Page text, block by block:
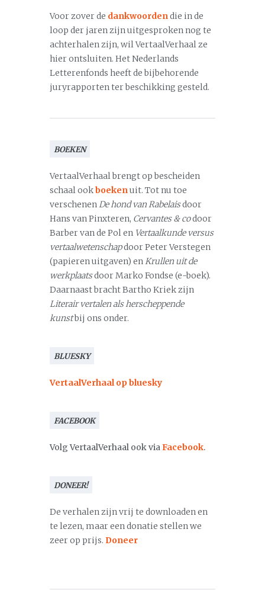
Voor zover de dankwoordendie in de
loop der jaren zijn uitgesproken nog te
achterhalen zijn, wil VertaalVerhaal ze
hier ontsluiten. Het Nederlands
Letterenfonds heeft de bijbehorende
juryrapporten ter beschikking gesteld.
BOEKEN
VertaalVerhaal brengt op bescheiden
schaal ookboekenuit. Tot nu toe
verschenenDe hond van Rabelaisdoor
Hans van Pinxteren, Cervantes & codoor
Barber van de Pol en Vertaalkunde versus
vertaalwetenschapdoor Peter Verstegen
(papieren uitgaven) enKrullen uit de
werkplaatsdoor Marko Fondse (e-boek).
Daarnaast bracht Bartho Kriek zijn
Literair vertalen als herscheppende
kunstbij ons onder.
BLUESKY
VertaalVerhaal op bluesky
FACEBOOK
Volg VertaalVerhaal ook viaFacebook.
DONEER!
De verhalen zijn vrij te downloaden en
te lezen, maar een donatie stellen we
zeer op prijs. Doneer